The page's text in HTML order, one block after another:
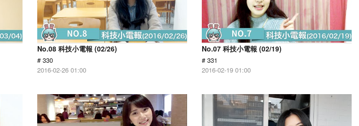
No.08 科技小電報 (02/26)
# 330
2016-02-26 01:00
No.07 科技小電報 (02/19)
# 331
2016-02-19 01:00